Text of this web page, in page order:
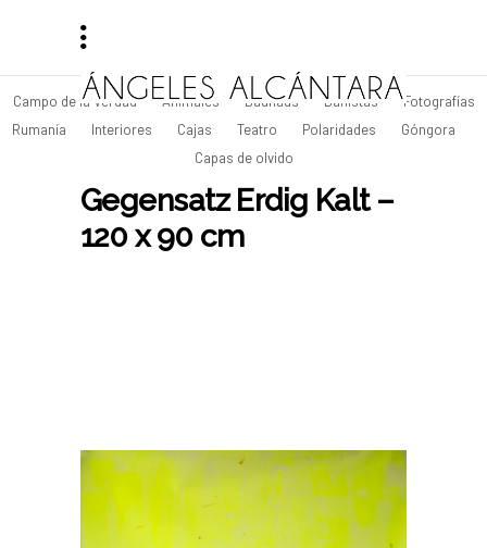
Campo de la Verdad Animales Bauhaus Bañistas
Fotografías
Rumanía
Interiores Cajas Teatro Polaridades
Góngora
Capas de olvido
Gegensatz Erdig Kalt –
120 x 90 cm